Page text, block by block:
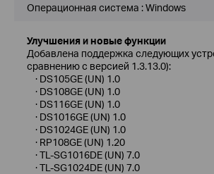
Операционная система : Windows
Улучшения и новые функции
Добавлена поддержка следующих
сравнению с версией 1.3.13.0):
· DS105GE (UN) 1.0
· DS108GE (UN) 1.0
· DS116GE (UN) 1.0
· DS1016GE (UN) 1.0
· DS1024GE (UN) 1.0
· RP108GE (UN) 1.20
· TL-SG1016DE (UN) 7.0
· TL-SG1024DE (UN) 7.0